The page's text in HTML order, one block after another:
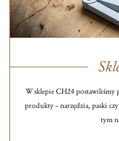
W sklepie CH24 postawiliśmy
produkty – narzędzia, paski
tym